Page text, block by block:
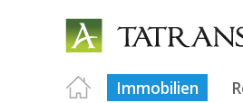
Immobilien